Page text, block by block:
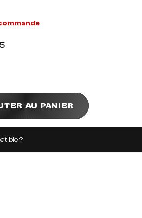
AU PANIER
?